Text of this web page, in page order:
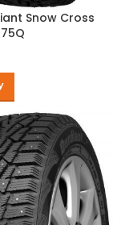
Snow Cross